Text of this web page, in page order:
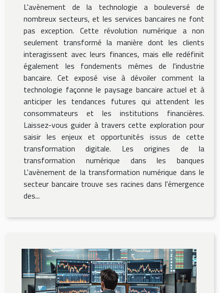
L'avènement de la technologie a bouleversé de
nombreux secteurs, et les services bancaires ne font
pas exception. Cette révolution numérique a non
seulement transformé la manière dont les clients
interagissent avec leurs finances, mais elle redéfinit
également les fondements mêmes de l'industrie
bancaire. Cet exposé vise à dévoiler comment la
technologie façonne le paysage bancaire actuel et à
anticiper les tendances futures qui attendent les
consommateurs et les institutions financières.
Laissez-vous guider à travers cette exploration pour
saisir les enjeux et opportunités issus de cette
transformation digitale. Les origines de la
transformation numérique dans les banques
L'avènement de la transformation numérique dans le
secteur bancaire trouve ses racines dans l'émergence
des...